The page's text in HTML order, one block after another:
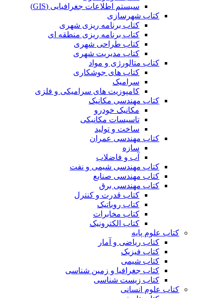
سیستم اطلاعات جغرافیایی (GIS)
کتاب شهرسازی
کتاب برنامه ریزی شهری
کتاب برنامه ریزی منطقه ای
کتاب طراحی شهری
کتاب مدیریت شهری
کتاب متالورژی و مواد
کتاب های جوشکاری
سرامیک
کامپوزیت های سرامیکی و فلزی
کتاب مهندسی مکانیک
مکانیک خودرو
تاسیسات مکانیکی
ساخت و تولید
کتاب مهندسی عمران
سازه
آب و فاضلاب
کتاب مهندسی شیمی و نفت
کتاب مهندسی صنایع
کتاب مهندسی برق
کتاب قدرت و کنترل
کتاب روباتیک
کتاب مخابرات
کتاب الکترونیک
کتاب علوم پایه
کتاب ریاضی و آمار
کتاب فیزیک
کتاب شیمی
کتاب جغرافیا و زمین شناسی
کتاب زیست شناسی
کتاب علوم انسانی